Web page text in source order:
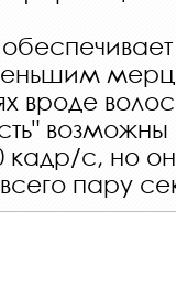
вроде
с, но
пару